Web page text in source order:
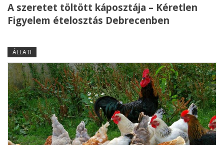
A szeretet töltött káposztája – Kéretlen
Figyelem ételosztás Debrecenben
ÁLLATI